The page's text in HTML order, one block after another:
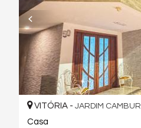
VITÓRIA - JARDIM CAMBURI
Casa